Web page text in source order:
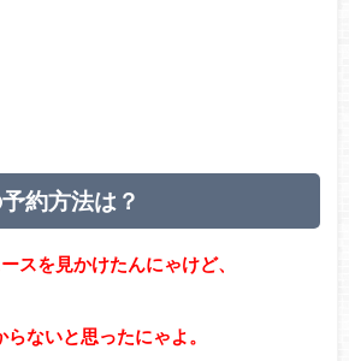
約方法は？
スを見かけたんにゃけど、
らないと思ったにゃよ。